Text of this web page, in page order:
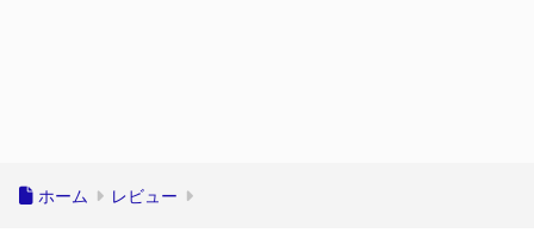
ホーム レビュー